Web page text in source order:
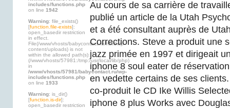
includes/functions.php
on line 1942
Warning: file_exists()
[function.file-exists]:
open_basedir restriction
in effect.
File(/www/vhosts/babycontact.ru/html/wp-
content/uploads) is not
within the allowed path(s):
(/www/vhosts/57981:/tmp:/usr/local/lib/php)
in
/www/vhosts/57981/babycontact.ru/wp-
includes/functions.php
on line 1933
Warning: is_dir()
[function.is-dir]:
open_basedir restriction
Au cours de sa carrière de
publié un article de la Utah
et a été consultant auprès de
Corrections. Steve a produit une
jazz primée en 1997 et dirigeait
iphone 8 soul eater de
en vedette certains de ses
co-produit le CD Ike Willis
iphone 8 plus Works avec